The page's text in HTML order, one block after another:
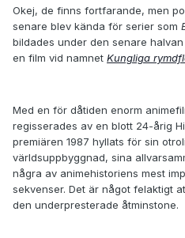
Okej, de finns fortfarande, men
senare blev kända för serier som
bildades under den senare
en film vid namnet Kungliga
Med en för dåtiden enorm
regisserades av en blott 24-årig
premiären 1987 hyllats för sin
världsuppbyggnad, sina
några av animehistoriens mest
sekvenser. Det är något felaktigt
den underpresterade åtminstone.